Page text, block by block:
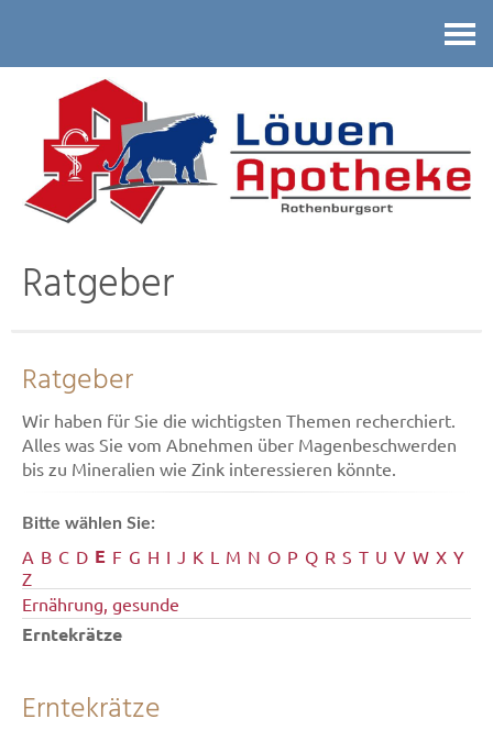
Ratgeber
Ratgeber
Wir haben für Sie die wichtigsten Themen recherchiert.
Alles was Sie vom Abnehmen über Magenbeschwerden
bis zu Mineralien wie Zink interessieren könnte.
Bitte wählen Sie:
A B C D E F G H I J K L M N O P Q R S T U V W X Y
Z
Ernährung, gesunde
Erntekrätze
Erntekrätze